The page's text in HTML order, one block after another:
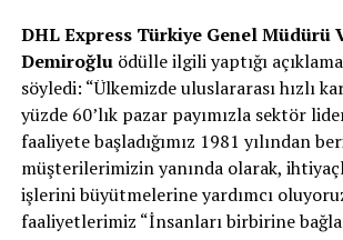
DHL Express Türkiye Genel Müdürü
Demiroğluödülle ilgili yaptığı
söyledi: “Ülkemizde uluslararası hızlı
yüzde 60’lık pazar payımızla sektör
faaliyete başladığımız 1981 yılından
müşterilerimizin yanında olarak,
işlerini büyütmelerine yardımcı
faaliyetlerimiz “İnsanları birbirine